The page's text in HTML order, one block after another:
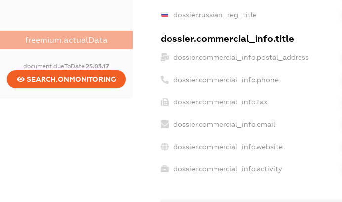
freemium.actualData
document.dueToDate25.03.17
SEARCH.ONMONITORING
dossier.russian_reg_title
dossier.commercial_info.title
dossier.commercial_info.postal_address
dossier.commercial_info.phone
dossier.commercial_info.fax
dossier.commercial_info.email
dossier.commercial_info.website
dossier.commercial_info.activity